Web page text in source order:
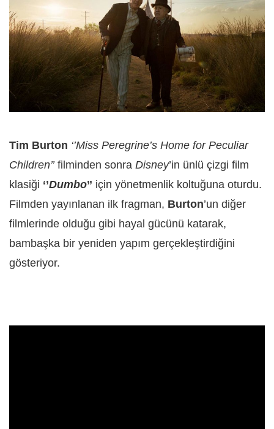
Tim Burton ‘’Miss Peregrine’s Home for Peculiar
Children’’filminden sonra Disney’in ünlü çizgi film
klasiği ‘’Dumbo’’ için yönetmenlik koltuğuna oturdu.
Filmden yayınlanan ilk fragman, Burton’un diğer
filmlerinde olduğu gibi hayal gücünü katarak,
bambaşka bir yeniden yapım gerçekleştirdiğini
gösteriyor.